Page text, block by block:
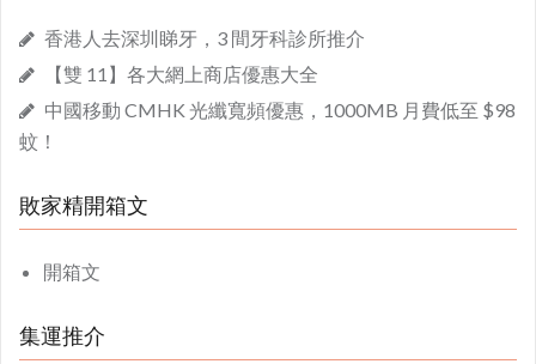
香港人去深圳睇牙，3 間牙科診所推介
【雙 11】各大網上商店優惠大全
中國移動 CMHK 光纖寬頻優惠，1000MB 月費低至 $98
蚊！
敗家精開箱文
開箱文
集運推介